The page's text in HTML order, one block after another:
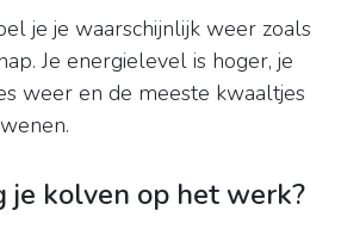
je je waarschijnlijk weer zoals
Je energielevel is hoger, je
weer en de meeste kwaaltjes
je kolven op het werk?